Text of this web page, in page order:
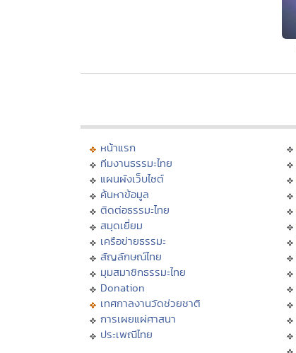
หน้าแรก
ทีมงานธรรมะไทย
แผนผังเว็บไซต์
ค้นหาข้อมูล
ติดต่อธรรมะไทย
สมุดเยี่ยม
เครือข่ายธรรมะ
สัญลักษณ์ไทย
มุมสมาชิกธรรมะไทย
Donation
เทศกาลงานวัดช่วยชาติ
การเผยแผ่ศาสนา
ประเพณีไทย